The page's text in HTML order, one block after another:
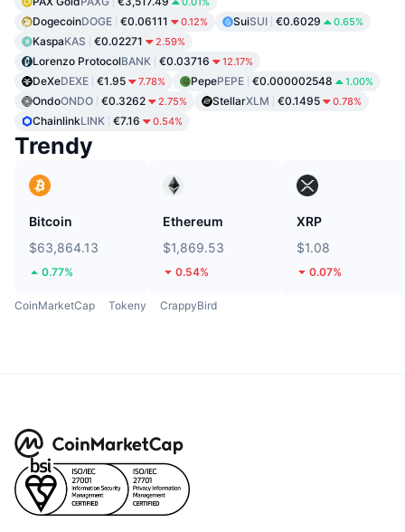
DogecoinDOGE €0.06111 0.12% SuiSUI €0.6029 0.65%
KaspaKAS €0.02271 2.59%
Lorenzo ProtocolBANK €0.03716 12.17%
DeXeDEXE €1.95 7.78% PepePEPE €0.000002548 1.00%
OndoONDO €0.3262 2.75% StellarXLM €0.1495 0.78%
ChainlinkLINK €7.16 0.54%
Trendy
Bitcoin
$63,864.13
0.77%
Ethereum
$1,869.53
0.54%
XRP
$1.08
0.07%
CoinMarketCap Tokeny CrappyBird